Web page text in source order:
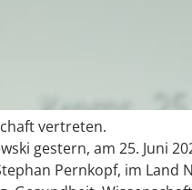
vertreten.
gestern, am 25. Juni
Pernkopf, im Land